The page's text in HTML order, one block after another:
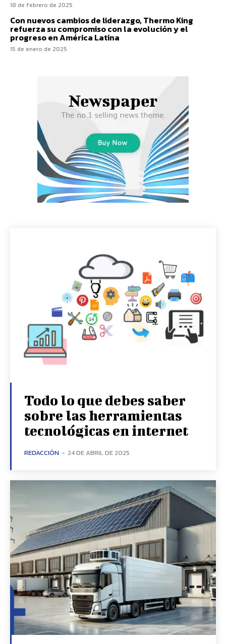
18 de febrero de 2025
Con nuevos cambios de liderazgo, Thermo King
refuerza su compromiso con la evolución y el
progreso en América Latina
15 de enero de 2025
Todo lo que debes saber
sobre las herramientas
tecnológicas en internet
REDACCIÓN - 24 DE ABRIL DE 2025